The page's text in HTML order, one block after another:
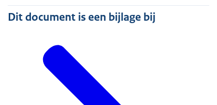
Dit document is een bijlage bij